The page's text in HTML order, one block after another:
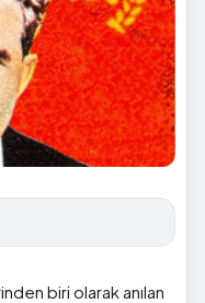
biri olarak anılan